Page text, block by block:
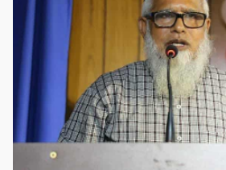
নবীনবরণ - ২০২৫